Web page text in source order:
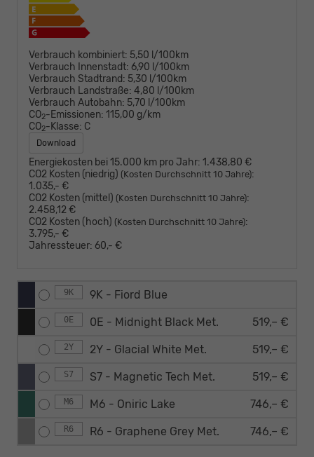
Verbrauch kombiniert: 5,50 l/100km
Verbrauch Innenstadt: 6,90 l/100km
Verbrauch Stadtrand: 5,30 l/100km
Verbrauch Landstraße: 4,80 l/100km
Verbrauch Autobahn: 5,70 l/100km
CO2-Emissionen: 115,00 g/km
CO2-Klasse: C
Download
Energiekosten bei 15.000 km pro Jahr: 1.438,80 €
CO2 Kosten (niedrig) (Kosten Durchschnitt 10 Jahre):
1.035,- €
CO2 Kosten (mittel) (Kosten Durchschnitt 10 Jahre):
2.458,12 €
CO2 Kosten (hoch) (Kosten Durchschnitt 10 Jahre):
3.795,- €
Jahressteuer: 60,- €
9K 9K - Fiord Blue
0E 0E - Midnight Black Met. 519,– €
2Y 2Y - Glacial White Met. 519,– €
S7 S7 - Magnetic Tech Met. 519,– €
M6 M6 - Oniric Lake 746,– €
R6 R6 - Graphene Grey Met. 746,– €